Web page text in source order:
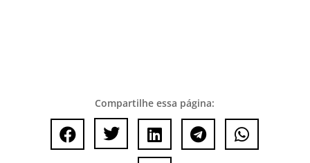
Compartilhe essa página:
    